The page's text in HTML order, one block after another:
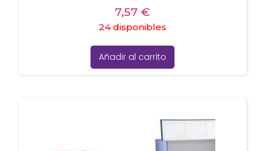
7,57 €
24 disponibles
Añadir al carrito